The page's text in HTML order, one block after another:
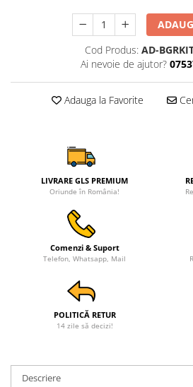
Camere MAN
Camere înregistrare trafic
Accesorii multimedia
Rame adaptoare Volkswagen
Rame adaptoare M-Benz
Rame adaptoare Opel
Rame adaptoare Skoda
Rame adaptoare Suzuki
Rame adaptoare Dacia
Cod Produs: AD-
Ai nevoie de ajutor?
Adauga la Favorite
LIVRARE GLS PREMIUM
Oriunde în România!
Comenzi & Suport
Telefon, Whatsapp, Mail
POLITICĂ RETUR
14 zile să decizi!
Descriere